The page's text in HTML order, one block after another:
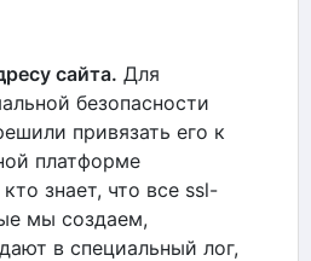
сайта. Для
безопасности
привязать его к
платформе
знает, что все ssl-
мы создаем,
в специальный лог,